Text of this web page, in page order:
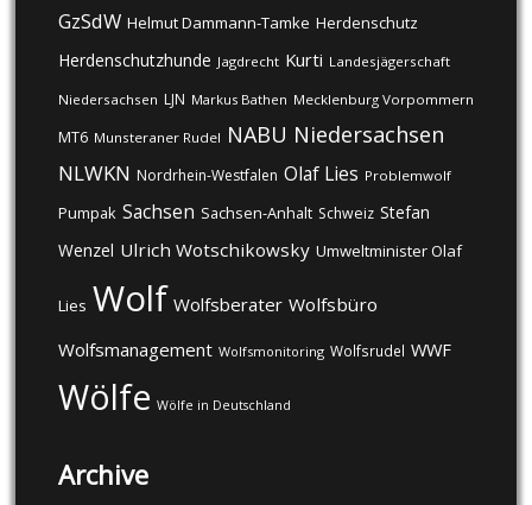
GzSdW Helmut Dammann-Tamke Herdenschutz
Herdenschutzhunde Jagdrecht Kurti Landesjägerschaft
Niedersachsen LJN Markus Bathen Mecklenburg Vorpommern
MT6 Munsteraner Rudel NABU Niedersachsen
NLWKN Nordrhein-Westfalen Olaf Lies Problemwolf
Pumpak Sachsen Sachsen-Anhalt Schweiz Stefan
Wenzel Ulrich Wotschikowsky Umweltminister Olaf
Lies Wolf Wolfsberater Wolfsbüro
Wolfsmanagement Wolfsmonitoring Wolfsrudel WWF
Wölfe Wölfe in Deutschland
Archive